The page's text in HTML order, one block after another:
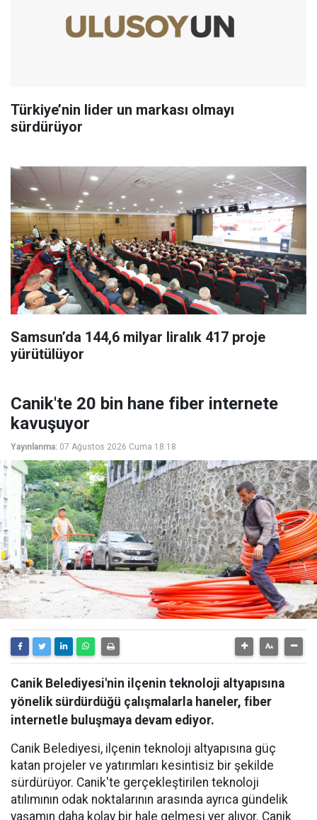
Türkiye’nin lider un markası olmayı
sürdürüyor
Samsun’da 144,6 milyar liralık 417 proje
yürütülüyor
Canik'te 20 bin hane fiber internete
kavuşuyor
Yayınlanma: 07 Ağustos 2026 Cuma 18:18
Canik Belediyesi'nin ilçenin teknoloji altyapısına
yönelik sürdürdüğü çalışmalarla haneler, fiber
internetle buluşmaya devam ediyor.
Canik Belediyesi, ilçenin teknoloji altyapısına güç
katan projeler ve yatırımları kesintisiz bir şekilde
sürdürüyor. Canik'te gerçekleştirilen teknoloji
atılımının odak noktalarının arasında ayrıca gündelik
yaşamın daha kolay bir hale gelmesi yer alıyor. Canik